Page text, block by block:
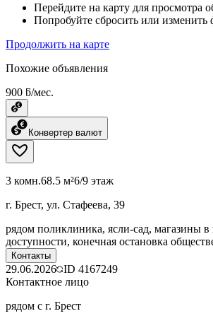
Перейдите на карту для просмотра
Попробуйте сбросить или изменить
Продолжить на карте
Похожие объявления
900 ƃ/мес.
Конвертер валют
3 комн.68.5 м²6/9 этаж
г. Брест, ул. Стафеева, 39
рядом поликлиника, ясли-сад, магазины в
доступности, конечная остановка
Контакты
29.06.2026 ID 4167249
Контактное лицо
рядом с г. Брест